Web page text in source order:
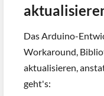
Das Arduino-
Workaround,
aktualisieren,
geht's: